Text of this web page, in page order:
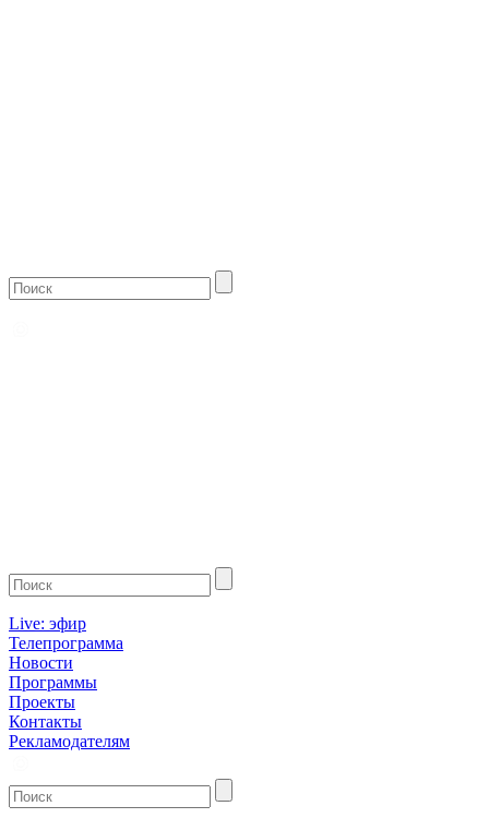
Live: эфир
Телепрограмма
Новости
Программы
Проекты
Контакты
Рекламодателям